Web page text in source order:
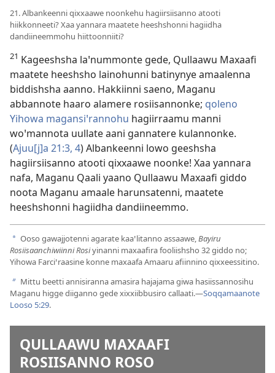
21. Albankeenni qixxaawe noonkehu hagiirsiisanno atooti
hiikkonneeti? Xaa yannara maatete heeshshonni hagiidha
dandiineemmohu hiittoonniiti?
21 Kageeshsha laꞌnummonte gede, Qullaawu Maxaafi
maatete heeshsho lainohunni batinynye amaalenna
biddishsha aanno. Hakkiinni saeno, Maganu
abbannote haaro alamere rosiisannonke; qoleno
Yihowa magansiꞌrannohu hagiirraamu manni
woꞌmannota uullate aani gannatere kulannonke.
(Ajuu[j]a 21:3, 4) Albankeenni lowo geeshsha
hagiirsiisanno atooti qixxaawe noonke! Xaa yannara
nafa, Maganu Qaali yaano Qullaawu Maxaafi giddo
noota Maganu amaale harunsatenni, maatete
heeshshonni hagiidha dandiineemmo.
a Ooso gawajjotenni agarate kaaꞌlitanno assaawe,Bayiru
Rosiisaanchiwiinni Rosiyinanni maxaafira fooliishsho 32 giddo no;
Yihowa Farciꞌraasine konne maxaafa Amaaru afiinnino qixxeessitino.
b Mittu beetti annisiranna amasira hajajama giwa hasiissannosihu
Maganu higge diiganno gede xixxiibbusiro callaati.—Soqqamaanote
Looso 5:29.
QULLAAWU MAXAAFI
ROSIISANNO ROSO